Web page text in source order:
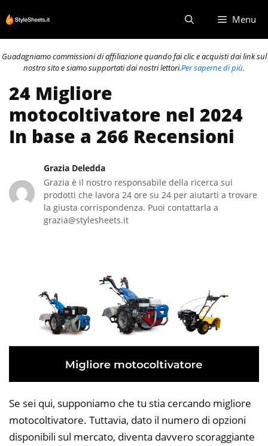
al
contenuto
Menu
Guadagniamo commissioni di affiliazione quando fai clic e acquisti dai link sul
nostro sito e siamo supportati dai nostri lettori.Per saperne di più.
24 Migliore
motocoltivatore nel 2024
In base a 266 Recensioni
Grazia Deledda
Grazia è il nostro responsabile della ricerca sui
prodotti che lavora 24 ore su 24 per aiutarti a trovare
la giusta corrispondenza. Puoi contattarla a
grazia@stylesheets.it
Se sei qui, supponiamo che tu stia cercando migliore
motocoltivatore. Tuttavia, dato il numero di opzioni
disponibili sul mercato, diventa davvero scoraggiante